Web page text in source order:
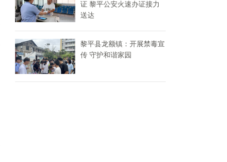
证 黎平公安火速办证接力
送达
黎平县龙额镇：开展禁毒宣
传 守护和谐家园